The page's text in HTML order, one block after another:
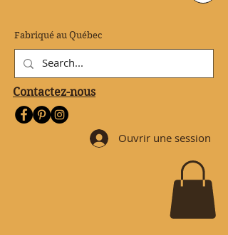
Fabriqué au Québec
Contactez-nous
Ouvrir une session